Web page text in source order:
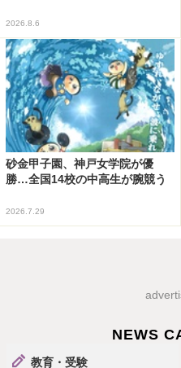
2026.8.6
砂金甲子園、神戸女学院が優
勝…全国14校の中高生が腕競う
2026.7.29
NEWS
教育・受験